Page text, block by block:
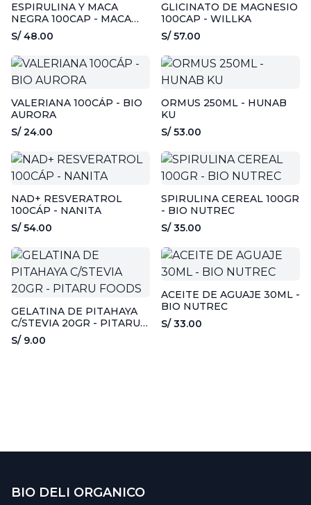
ESPIRULINA Y MACA
NEGRA 100CAP - MACA
WORKS
S/ 48.00
GLICINATO DE MAGNESIO
100CAP - WILLKA
S/ 57.00
VALERIANA 100CÁP - BIO
AURORA
S/ 24.00
ORMUS 250ML - HUNAB
KU
S/ 53.00
NAD+ RESVERATROL
100CÁP - NANITA
S/ 54.00
SPIRULINA CEREAL 100GR
- BIO NUTREC
S/ 35.00
GELATINA DE PITAHAYA
C/STEVIA 20GR - PITARU
FOODS
S/ 9.00
ACEITE DE AGUAJE 30ML -
BIO NUTREC
S/ 33.00
BIO DELI ORGANICO